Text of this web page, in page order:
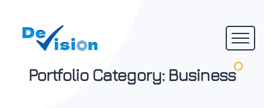
Portfolio Category: Business